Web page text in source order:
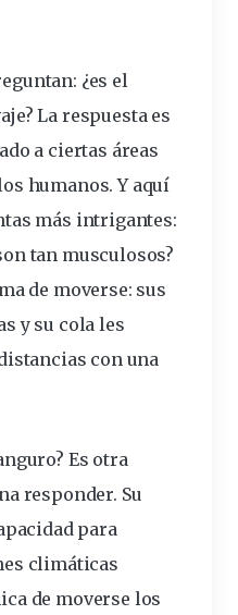
¿es el
La respuesta es
a ciertas áreas
humanos. Y aquí
más intrigantes:
tan musculosos?
de moverse: sus
y su cola les
con una
Es otra
responder. Su
para
climáticas
de moverse los